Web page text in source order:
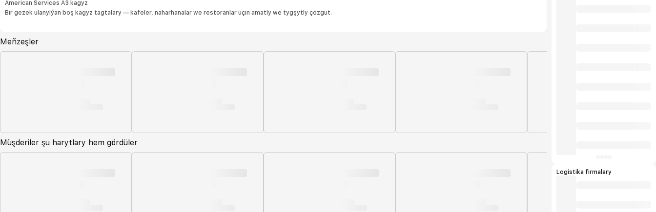
American Services A3 kagyz
Bir gezek ulanylýan boş kagyz tagtalary — kafeler, naharhanalar we restoranlar üçin amatly we tygşytly çözgüt.
Meňzeşler
Müşderiler şu harytlary hem gördüler
Logistika firmalary